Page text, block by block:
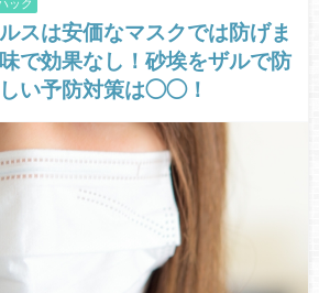
ック
スは安価なマスクでは防げま
で効果なし！砂埃をザルで防
い予防対策は◯◯！